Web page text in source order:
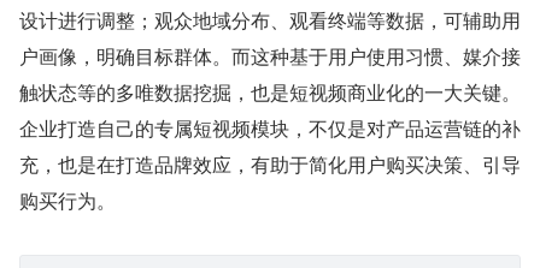
设计进行调整；观众地域分布、观看终端等数据，可辅助用
户画像，明确目标群体。而这种基于用户使用习惯、媒介接
触状态等的多唯数据挖掘，也是短视频商业化的一大关键。
企业打造自己的专属短视频模块，不仅是对产品运营链的补
充，也是在打造品牌效应，有助于简化用户购买决策、引导
购买行为。